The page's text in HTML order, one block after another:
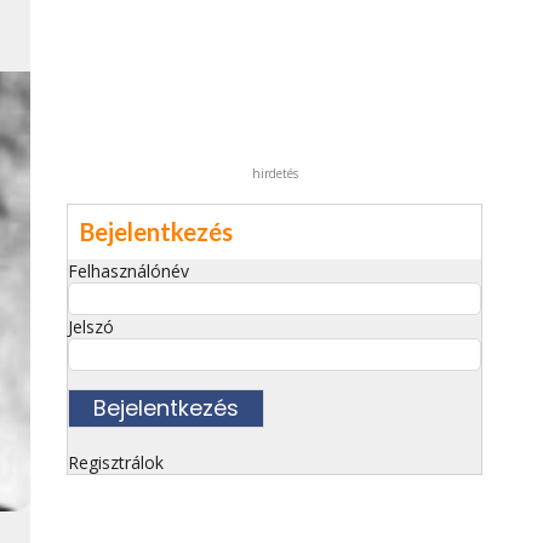
hirdetés
Bejelentkezés
Felhasználónév
Jelszó
Regisztrálok